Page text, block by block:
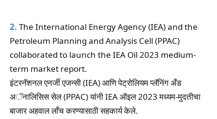
2. The International Energy Agency (IEA) and the
Petroleum Planning and Analysis Cell (PPAC)
collaborated to launch the IEA Oil 2023 medium-
term market report.
इंटरनॅशनल एनर्जी एजन्सी (IEA) आणि पेट्रोलियम प्लॅनिंग अँड
अॅनालिसिस सेल (PPAC) यांनी IEA ऑइल 2023 मध्यम-मुदतीचा
बाजार अहवाल लाँच करण्यासाठी सहकार्य केले.